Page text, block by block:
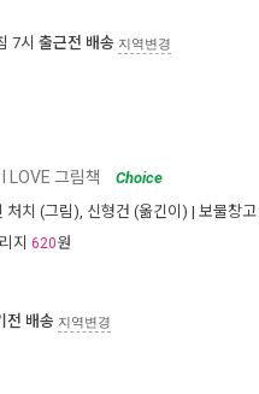
7시 출근전 배송 지역변경
I LOVE 그림책
Choice
처치 (그림), 신형건 (옮긴이) | 보물창고
지 620원
전 배송 지역변경